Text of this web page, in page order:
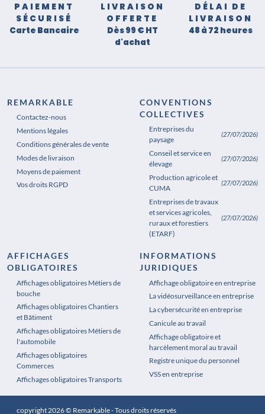
PAIEMENT
SÉCURISÉ
Carte Bancaire
LIVRAISON
OFFERTE
Dès 99 € HT
d'achat
DÉLAI DE
LIVRAISON
48 à 72 heures
REMARKABLE
Contactez-nous
Mentions légales
Conditions générales de vente
Modes de livraison
Moyens de paiement
Vos droits RGPD
CONVENTIONS
COLLECTIVES
Entreprises du
paysage
(27/07/2026)
Conseil et service en
élevage
(27/07/2026)
Production agricole et
CUMA
(27/07/2026)
Entreprises de travaux
et services agricoles,
ruraux et forestiers
(ETARF)
(27/07/2026)
AFFICHAGES
OBLIGATOIRES
Affichages obligatoires Métiers de
bouche
Affichages obligatoires Chantiers
et Bâtiment
Affichages obligatoires Métiers de
l'automobile
Affichages obligatoires
Commerces
Affichages obligatoires Transports
Affichages obligatoires Pharmacie
INFORMATIONS
JURIDIQUES
Affichage obligatoire en entreprise
La vidéosurveillance en entreprise
La cybersécurité en entreprise
Canicule au travail
Affichage obligatoire et
harcèlement moral au travail
Registre unique du personnel
VSS en entreprise
copyright 2026 © Remarkable - Tous droits réservés